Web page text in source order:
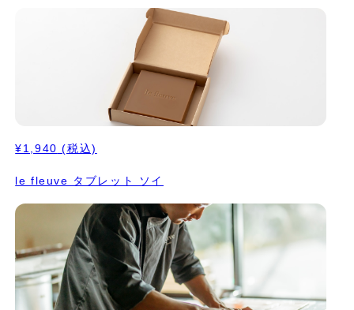
¥1,940 (税込)
le fleuve タブレット ソイ